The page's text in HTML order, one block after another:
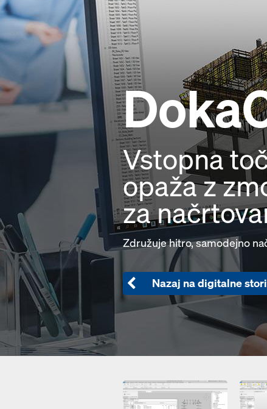
Vstopna
opaža z
za
Združuje hitro, samodejno
Nazaj na digitalne
Open Open